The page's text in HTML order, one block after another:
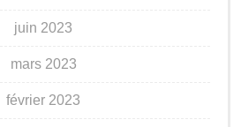
juin 2023
mars 2023
février 2023